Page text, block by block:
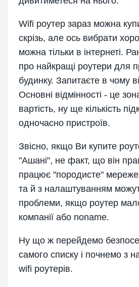
Wifi роутер зараз можна
скрізь, але ось вибрати
можна тільки в інтернеті.
про найкращі роутери для
будинку. Запитаєте в чому
Основні відмінності - це
вартість, ну ще кількість
одночасно пристроїв.
Звісно, якщо Ви купите
"Ашані", не факт, що він
працює "породисте"
та й з налаштуванням
проблеми, якщо роутер
компанії або noname.
Ну що ж перейдемо
самого списку і почнемо з
wifi роутерів.